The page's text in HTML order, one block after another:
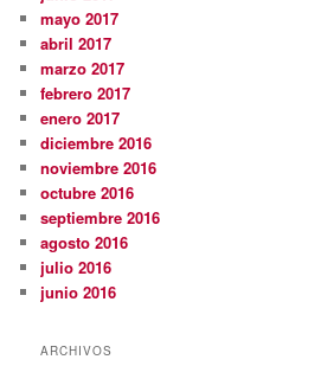
mayo 2017
abril 2017
marzo 2017
febrero 2017
enero 2017
diciembre 2016
noviembre 2016
octubre 2016
septiembre 2016
agosto 2016
julio 2016
junio 2016
ARCHIVOS